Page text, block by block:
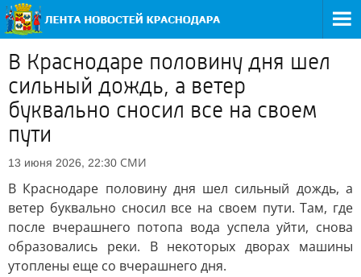
В Краснодаре половину дня шел
сильный дождь, а ветер
буквально сносил все на своем
пути
13 июня 2026, 22:30 СМИ
В Краснодаре половину дня шел сильный дождь, а
ветер буквально сносил все на своем пути. Там, где
после вчерашнего потопа вода успела уйти, снова
образовались реки. В некоторых дворах машины
утоплены еще со вчерашнего дня.